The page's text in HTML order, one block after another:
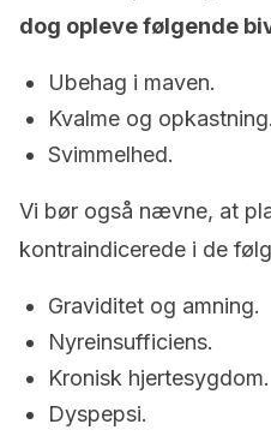
dog opleve følgende
Ubehag i maven.
Kvalme og opkastning.
Svimmelhed.
Vi bør også nævne, at
kontraindicerede i de
Graviditet og amning.
Nyreinsufficiens.
Kronisk hjertesygdom.
Dyspepsi.